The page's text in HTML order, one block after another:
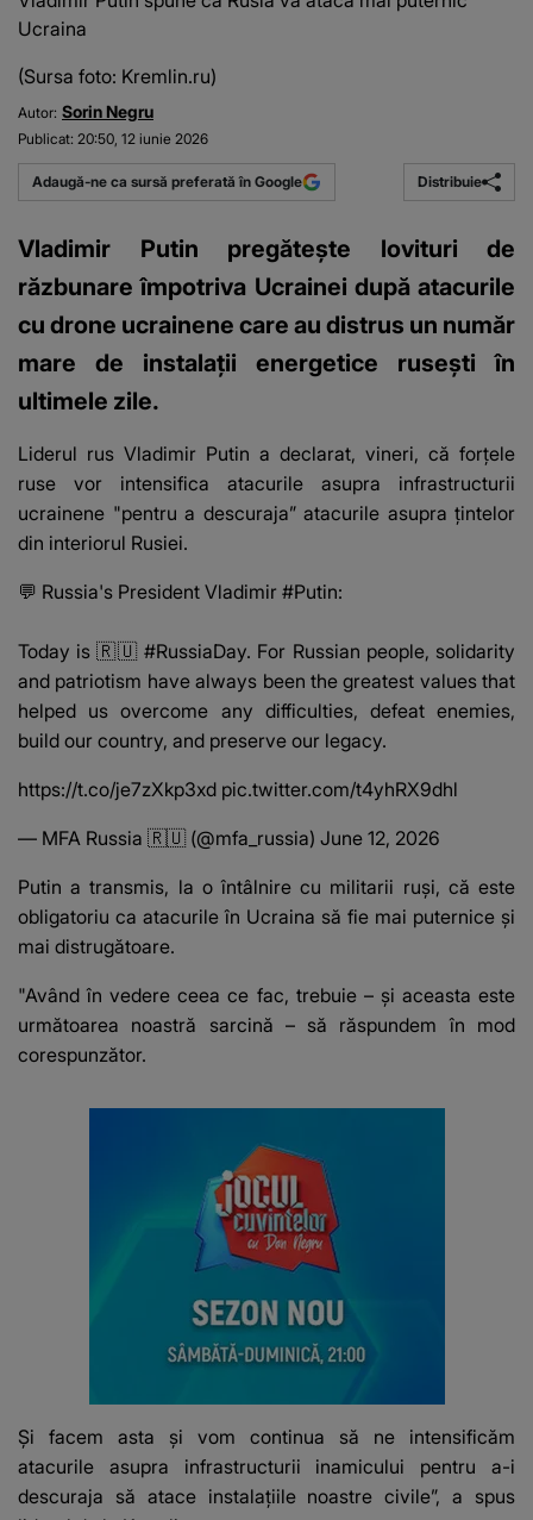
Ucraina
(Sursa foto: Kremlin.ru)
Autor: Sorin Negru
Publicat: 20:50, 12 iunie 2026
Adaugă-ne ca sursă preferată în Google Distribuie
Vladimir Putin pregătește lovituri de
răzbunare împotriva Ucrainei după atacurile
cu drone ucrainene care au distrus un număr
mare de instalații energetice rusești în
ultimele zile.
Liderul rus Vladimir Putin a declarat, vineri, că forțele
ruse vor intensifica atacurile asupra infrastructurii
ucrainene "pentru a descuraja” atacurile asupra țintelor
din interiorul Rusiei.
💬 Russia's President Vladimir #Putin:
Today is 🇷🇺#RussiaDay. For Russian people, solidarity
and patriotism have always been the greatest values that
helped us overcome any difficulties, defeat enemies,
build our country, and preserve our legacy.
https://t.co/je7zXkp3xd pic.twitter.com/t4yhRX9dhl
— MFA Russia 🇷🇺 (@mfa_russia) June 12, 2026
Putin a transmis, la o întâlnire cu militarii ruși, că este
obligatoriu ca atacurile în Ucraina să fie mai puternice și
mai distrugătoare.
"Având în vedere ceea ce fac, trebuie – și aceasta este
următoarea noastră sarcină – să răspundem în mod
corespunzător.
Și facem asta și vom continua să ne intensificăm
atacurile asupra infrastructurii inamicului pentru a-i
descuraja să atace instalațiile noastre civile”, a spus